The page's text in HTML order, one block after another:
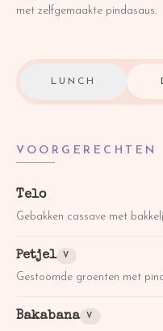
met zelfgemaakte pindasaus.
LUNCH
VOORGERECHTEN
Telo
Gebakken cassave met
Petjel V
Gestoomde groenten met
Bakabana V